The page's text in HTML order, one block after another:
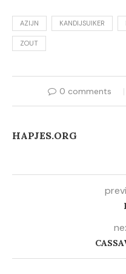
AZIJN KANDIJSUIKER
ZOUT
0 comments
HAPJES.ORG